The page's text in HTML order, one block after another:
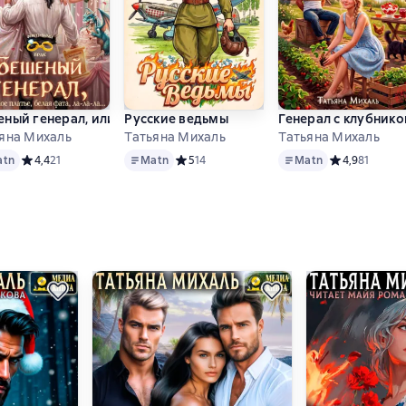
4 оценок
генерал, или Белое платье, белая фата, ла-ла-ла
Михаль
Средний рейтинг 4,4 на основе 21 оценок
4,421
Русские ведьмы
Татьяна Михаль
MatnMatn Средний рейтинг 5 на основе 14 оценок
514
Генерал с
Татьяна Михаль
MatnMatn Средний
4,981